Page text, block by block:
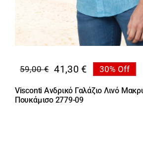
59,00€
Original
price
was:
41,30 €
Η
τρέχουσα
τιμή
30% Off
Visconti Ανδρικό Γαλάζιο Λινό
Πουκάμισο 2779-09